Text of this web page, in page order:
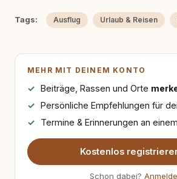
Tags: Ausflug Urlaub & Reisen
MEHR MIT DEINEM KONTO
Beiträge, Rassen und Orte
Persönliche Empfehlungen für
Termine & Erinnerungen an
Kostenlos
Schon dabei?